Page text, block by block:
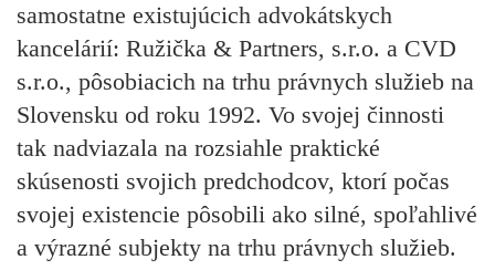
samostatne existujúcich advokátskych
kancelárií: Ružička & Partners, s.r.o. a CVD
s.r.o., pôsobiacich na trhu právnych služieb na
Slovensku od roku 1992. Vo svojej činnosti
tak nadviazala na rozsiahle praktické
skúsenosti svojich predchodcov, ktorí počas
svojej existencie pôsobili ako silné, spoľahlivé
a výrazné subjekty na trhu právnych služieb.